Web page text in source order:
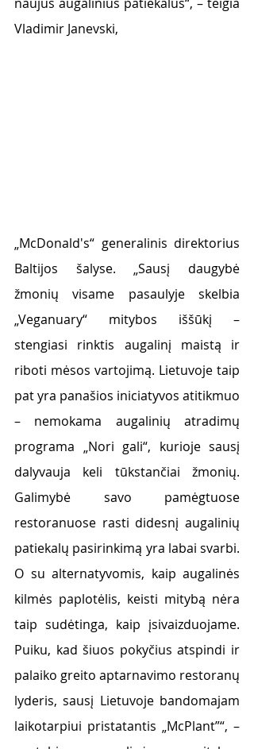
Vladimir Janevski,
„McDonald's“ generalinis direktorius
Baltijos šalyse. „Sausį daugybė
žmonių visame pasaulyje skelbia
„Veganuary“ mitybos iššūkį –
stengiasi rinktis augalinį maistą ir
riboti mėsos vartojimą. Lietuvoje taip
pat yra panašios iniciatyvos atitikmuo
– nemokama augalinių atradimų
programa „Nori gali“, kurioje sausį
dalyvauja keli tūkstančiai žmonių.
Galimybė savo pamėgtuose
restoranuose rasti didesnį augalinių
patiekalų pasirinkimą yra labai svarbi.
O su alternatyvomis, kaip augalinės
kilmės paplotėlis, keisti mitybą nėra
taip sudėtinga, kaip įsivaizduojame.
Puiku, kad šiuos pokyčius atspindi ir
palaiko greito aptarnavimo restoranų
lyderis, sausį Lietuvoje bandomajam
laikotarpiui pristatantis „McPlant”“, –